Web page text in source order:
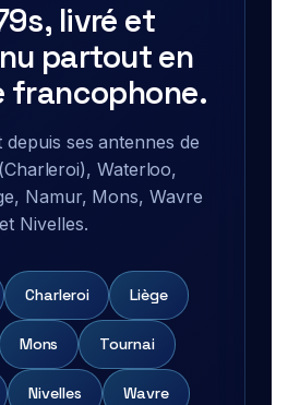
livré et
partout en
francophone.
depuis ses antennes de
Waterloo,
Namur, Mons, Wavre
et Nivelles.
Charleroi Liège
Mons Tournai
Nivelles Wavre